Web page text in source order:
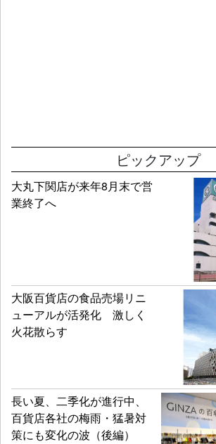
ピックアップ
大丸下関店が来年8月末で営
業終了へ
大阪百貨店の食品売場リニ
ューアルが活発化 激しく
火花散らす
長い夏、二季化が進行中、
百貨店各社の梅雨・猛暑対
策にも変化の波（後編）